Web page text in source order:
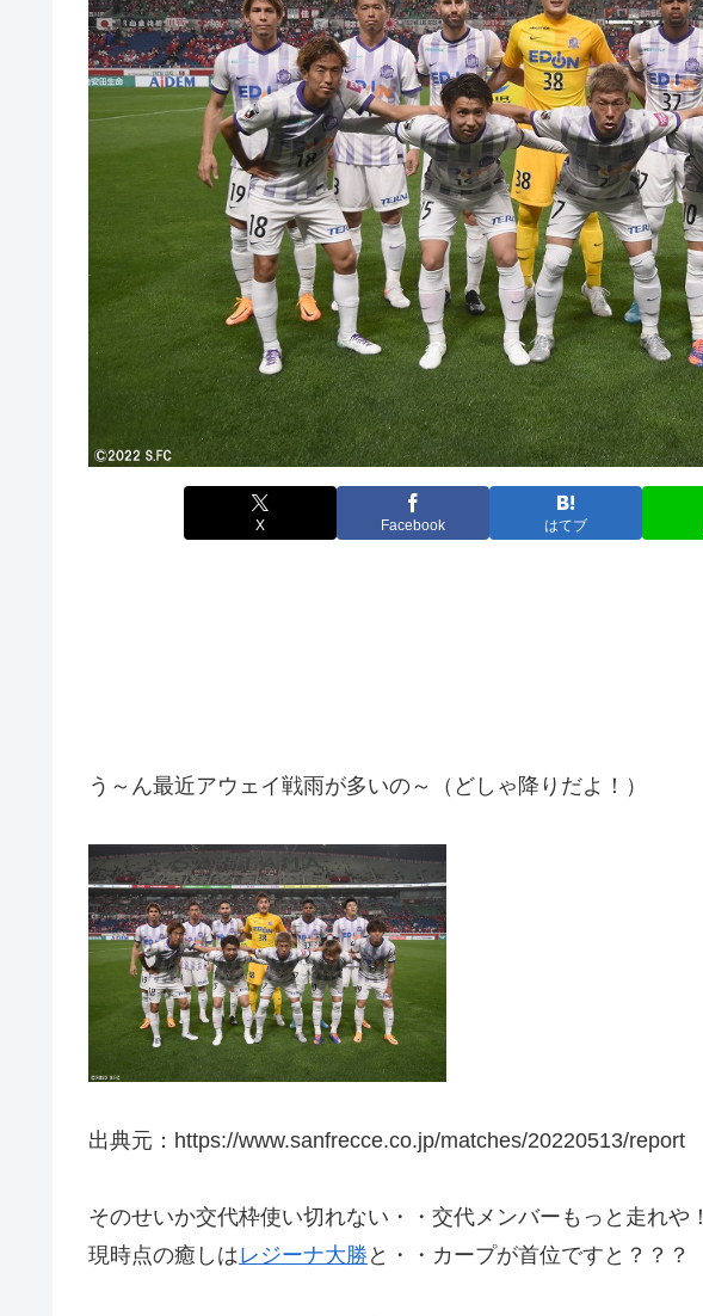
X Facebook はてブ
う～ん最近アウェイ戦雨が多いの～（どしゃ降りだよ！）
出典元：https://www.sanfrecce.co.jp/matches/20220513/report
そのせいか交代枠使い切れない・・交代メンバーもっと走れや！
現時点の癒しはレジーナ大勝 と・・カープが首位ですと？？？